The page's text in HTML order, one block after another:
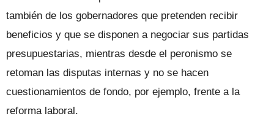
también de los gobernadores que pretenden recibir
beneficios y que se disponen a negociar sus partidas
presupuestarias, mientras desde el peronismo se
retoman las disputas internas y no se hacen
cuestionamientos de fondo, por ejemplo, frente a la
reforma laboral.